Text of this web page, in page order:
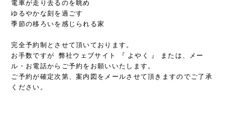
電車が走り去るのを眺め
ゆるやかな刻を過ごす
季節の移ろいを感じられる家
完全予約制とさせて頂いております。
お手数ですが 弊社ウェブサイト 『 よやく
』 または、メー
ル・お電話からご予約をお願いいたします。
ご予約が確定次第、案内図をメールさせて頂きますのでご了承
ください。